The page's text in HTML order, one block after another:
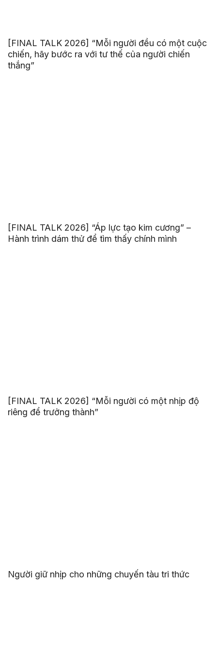
[FINAL TALK 2026] “Mỗi người đều có một cuộc
chiến, hãy bước ra với tư thế của người chiến
thắng”
[FINAL TALK 2026] “Áp lực tạo kim cương” –
Hành trình dám thử để tìm thấy chính mình
[FINAL TALK 2026] “Mỗi người có một nhịp độ
riêng để trưởng thành”
Người giữ nhịp cho những chuyến tàu tri thức